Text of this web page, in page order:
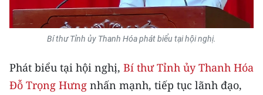
Bí thư Tỉnh ủy Thanh Hóa phát biểu tại hội nghị.
Phát biểu tại hội nghị, Bí thư Tỉnh ủy Thanh Hóa
Đỗ Trọng Hưng nhấn mạnh, tiếp tục lãnh đạo,